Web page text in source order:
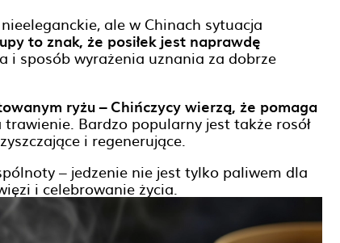
ale w Chinach sytuacja
to znak, że posiłek jest naprawdę
i sposób wyrażenia uznania za dobrze
ryżu – Chińczycy wierzą, że pomaga
Bardzo popularny jest także rosół
i regenerujące.
– jedzenie nie jest tylko paliwem dla
i celebrowanie życia.